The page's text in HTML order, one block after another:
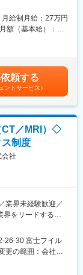
ています。
き方が可能です。
やトレーニング
チャレンジでき
推進しており、
ます。
の PR・体験サポー
ら、チームで売場
スプレイなど）
眠、姿勢など）
使用方法案内）
イルです
ス」
性が認められた確
が多い仕事です
期休暇を年2回取
給制月給：27万円
額（基本給）：
、売上の14～
後平均1年で店舗
給、年収1000万円
目930万円／入社3
り、選考を通じて
当を含めた表記で
頼する
ントサービス）
CT／MRI）◇
制度
社
業界未経験歓迎／
界をリードするメ
保守・修理等を行
26-30 富士フイル
更の範囲：会社の